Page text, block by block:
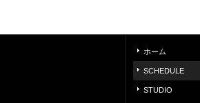
ホーム
SCHEDULE
STUDIO